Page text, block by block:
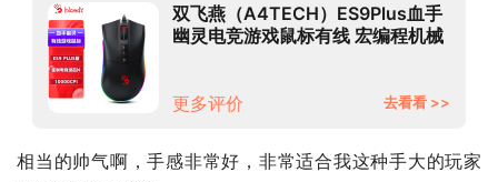
双飞燕（A4TECH）ES9Plus血手
幽灵电竞游戏鼠标有线 宏编程机械
更多评价
去看看 >>
相当的帅气啊，手感非常好，非常适合我这种手大的玩家